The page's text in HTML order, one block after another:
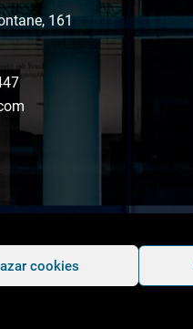
cookies
161